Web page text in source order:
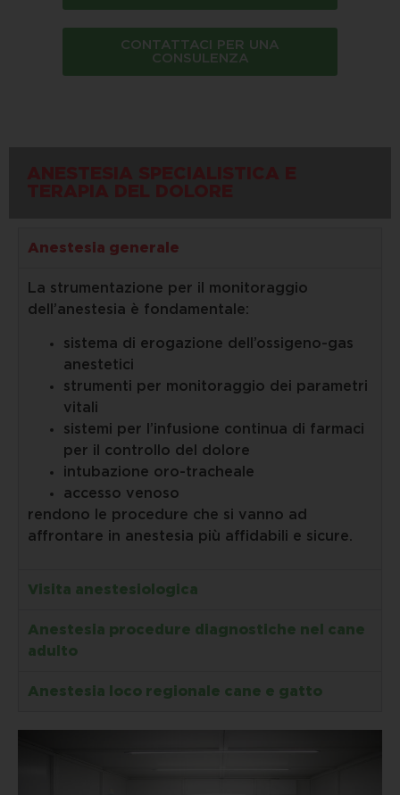
CONTATTACI PER UNA
CONSULENZA
Anestesia generale
La strumentazione per il monitoraggio
dell’anestesia è fondamentale:
sistema di erogazione dell’ossigeno-gas
anestetici
strumenti per monitoraggio dei parametri
vitali
sistemi per l’infusione continua di farmaci
per il controllo del dolore
intubazione oro-tracheale
accesso venoso
rendono le procedure che si vanno ad
affrontare in anestesia più affidabili e sicure.
Visita anestesiologica
Anestesia procedure diagnostiche nel cane
adulto
Anestesia loco regionale cane e gatto